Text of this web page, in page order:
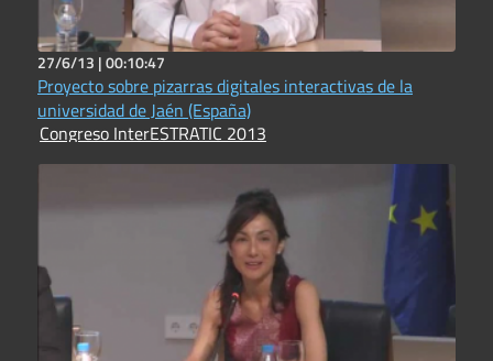
27/6/13 |00:10:47
Proyecto sobre pizarras digitales interactivas de la
universidad de Jaén (España)
Congreso InterESTRATIC 2013